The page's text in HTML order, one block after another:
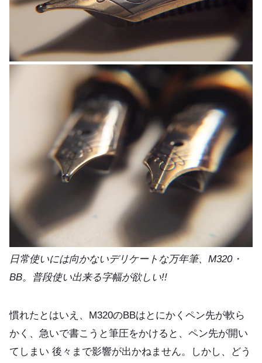
日常使いには向かないデリケートな万年筆、M320・
BB。普段使い出来る字幅が欲しい!!
慣れたとはいえ、M320のBBはとにかくペン先が軟ら
かく、急いで書こうと筆圧をかけると、ペン先が開い
てしまい 後々まで影響が出かねません。しかし、どう